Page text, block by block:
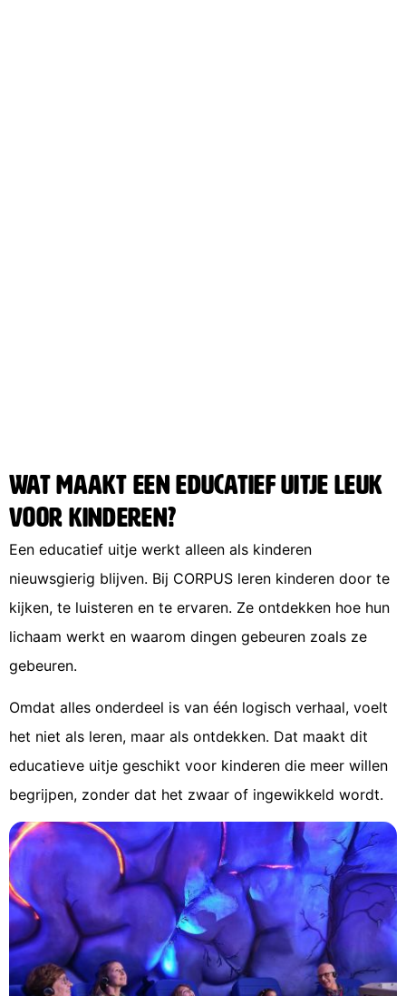
Wat maakt een educatief uitje leuk
voor kinderen?
Een educatief uitje werkt alleen als kinderen
nieuwsgierig blijven. Bij CORPUS leren kinderen door te
kijken, te luisteren en te ervaren. Ze ontdekken hoe hun
lichaam werkt en waarom dingen gebeuren zoals ze
gebeuren.
Omdat alles onderdeel is van één logisch verhaal, voelt
het niet als leren, maar als ontdekken. Dat maakt dit
educatieve uitje geschikt voor kinderen die meer willen
begrijpen, zonder dat het zwaar of ingewikkeld wordt.